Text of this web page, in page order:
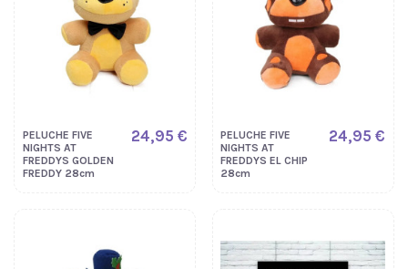
PELUCHE FIVE
NIGHTS AT
FREDDYS GOLDEN
FREDDY 28cm
24,95 €
PELUCHE FIVE
NIGHTS AT
FREDDYS EL CHIP
28cm
24,95 €